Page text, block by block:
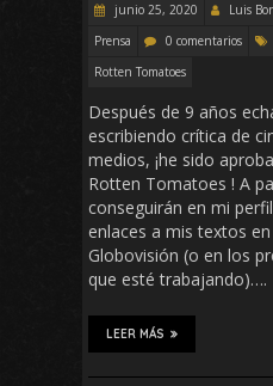
junio 25, 2020 Luis
Prensa
0 comentarios
Rotten Tomatoes
Después de 9 años
escribiendo crítica de
medios, ¡he sido
Rotten Tomatoes ! A
conseguirán en mi
enlaces a mis textos
Globovisión (o en los
que esté trabajando)….
LEER MÁS